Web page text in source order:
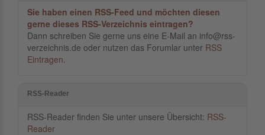
Sie haben einen RSS-Feed und möchten diesen
gerne dieses RSS-Verzeichnis eintragen?
Dann schreiben Sie gerne uns eine E-Mail an info@rss-
verzeichnis.de oder nutzen das Forumlar unter RSS
Eintragen.
RSS-Reader
RSS-Reader finden Sie unter unsere Übersicht: RSS-
Reader